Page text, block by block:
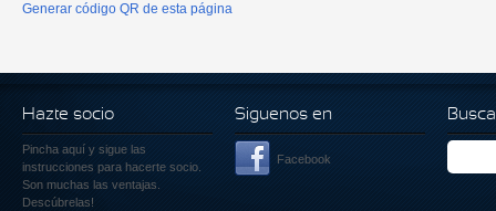
Generar código QR de esta página
Hazte socio
Pincha aquí y sigue las
instrucciones para hacerte socio.
Son muchas las ventajas.
Descúbrelas!
Siguenos en
Facebook